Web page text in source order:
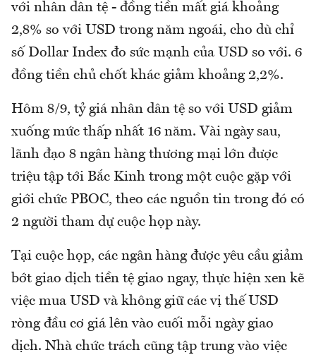
với nhân dân tệ - đồng tiền mất giá khoảng
2,8% so với USD trong năm ngoái, cho dù chỉ
số Dollar Index đo sức mạnh của USD so với. 6
đồng tiền chủ chốt khác giảm khoảng 2,2%.
Hôm 8/9, tỷ giá nhân dân tệ so với USD giảm
xuống mức thấp nhất 16 năm. Vài ngày sau,
lãnh đạo 8 ngân hàng thương mại lớn được
triệu tập tới Bắc Kinh trong một cuộc gặp với
giới chức PBOC, theo các nguồn tin trong đó có
2 người tham dự cuộc họp này.
Tại cuộc họp, các ngân hàng được yêu cầu giảm
bớt giao dịch tiền tệ giao ngay, thực hiện xen kẽ
việc mua USD và không giữ các vị thế USD
ròng đầu cơ giá lên vào cuối mỗi ngày giao
dịch. Nhà chức trách cũng tập trung vào việc